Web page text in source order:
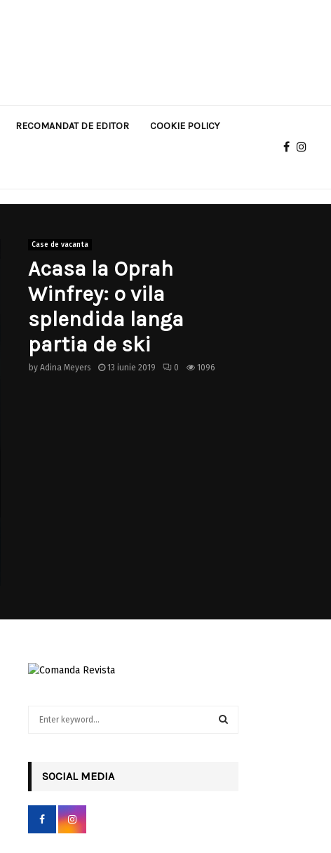
RECOMANDAT DE EDITOR COOKIE POLICY
Case de vacanta
Acasa la Oprah
Winfrey: o vila
splendida langa
partia de ski
by Adina Meyers 13 iunie 2019 0 1096
r
SOCIAL MEDIA